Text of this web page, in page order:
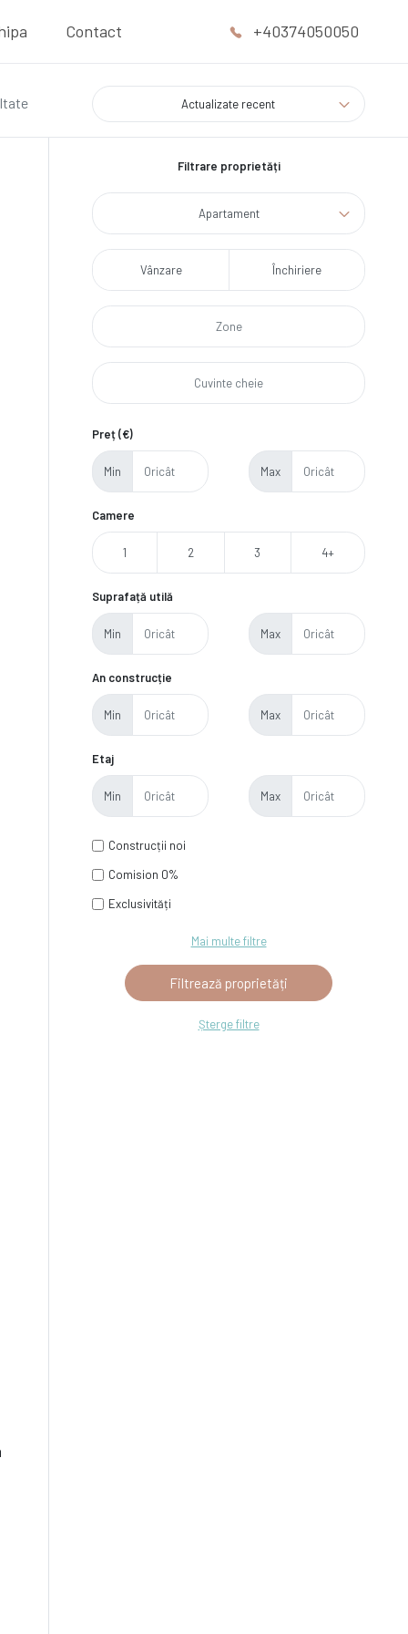
Contact +40374050050
Actualizate recent
Filtrare proprietăți
Apartament
Vânzare Închiriere
Preț (€)
Min Max
Camere
1 2 3 4+
Suprafață utilă
Min Max
An construcție
Min Max
Etaj
Min Max
Construcții noi
Comision 0%
Exclusivități
Mai multe filtre
Șterge filtre